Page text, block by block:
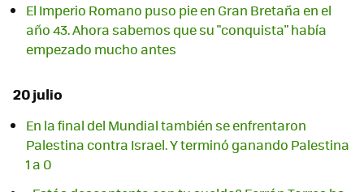
El Imperio Romano puso pie en Gran Bretaña en el
año 43. Ahora sabemos que su "conquista" había
empezado mucho antes
20 julio
En la final del Mundial también se enfrentaron
Palestina contra Israel. Y terminó ganando Palestina
1 a 0